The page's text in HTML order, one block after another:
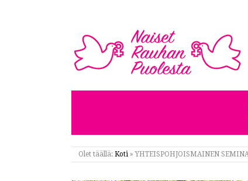
NAISET RAUHAN
Olet täällä: Koti » YHTEISPOHJOISMAINEN